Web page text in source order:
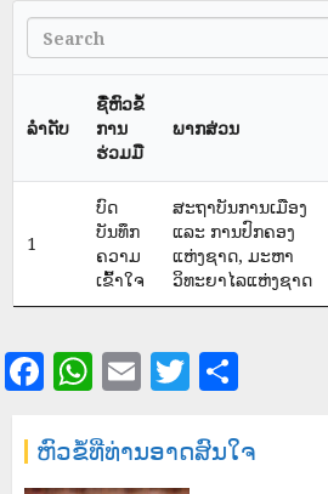
ລຳດັບ
ຊື່ຫົວຂໍ້
ການ
ຮ່ວມມື
ພາກສ່ວນ
1
ບົດ
ບັນທຶກ
ຄວາມ
ເຂົ້າໃຈ
ສະຖາບັນການເມືອງ
ແລະ ການປົກຄອງ
ແຫ່ງຊາດ, ມະຫາ
ວິທະຍາໄລແຫ່ງຊາດ
Facebook
WhatsApp
EmailTwitter
ຫົວຂໍ້ທີ່ທ່ານອາດສົນໃຈ